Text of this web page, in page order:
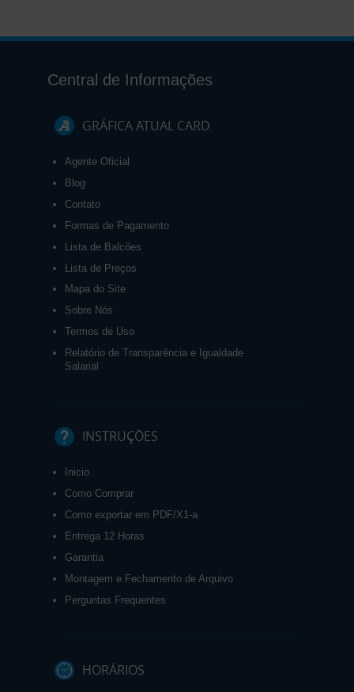
Central de Informações
GRÁFICA ATUAL CARD
Agente Oficial
Blog
Contato
Formas de Pagamento
Lista de Balcões
Lista de Preços
Mapa do Site
Sobre Nós
Termos de Uso
Relatório de Transparência e Igualdade
Salarial
INSTRUÇÕES
Inicio
Como Comprar
Como exportar em PDF/X1-a
Entrega 12 Horas
Garantia
Montagem e Fechamento de Arquivo
Perguntas Frequentes
HORÁRIOS